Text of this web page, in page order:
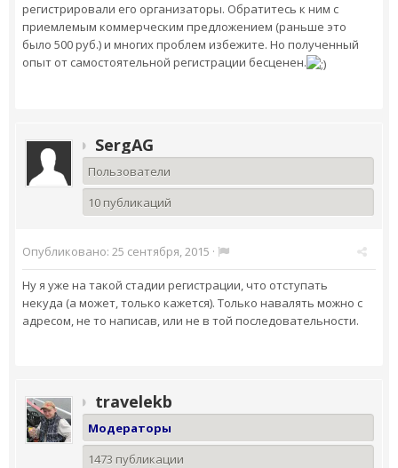
регистрировали его организаторы. Обратитесь к ним с
приемлемым коммерческим предложением (раньше это
было 500 руб.) и многих проблем избежите. Но полученный
опыт от самостоятельной регистрации бесценен.
SergAG
Пользователи
10 публикаций
Опубликовано: 25 сентября, 2015 ·
Ну я уже на такой стадии регистрации, что отступать
некуда (а может, только кажется). Только навалять можно с
адресом, не то написав, или не в той последовательности.
travelekb
Модераторы
1473 публикации